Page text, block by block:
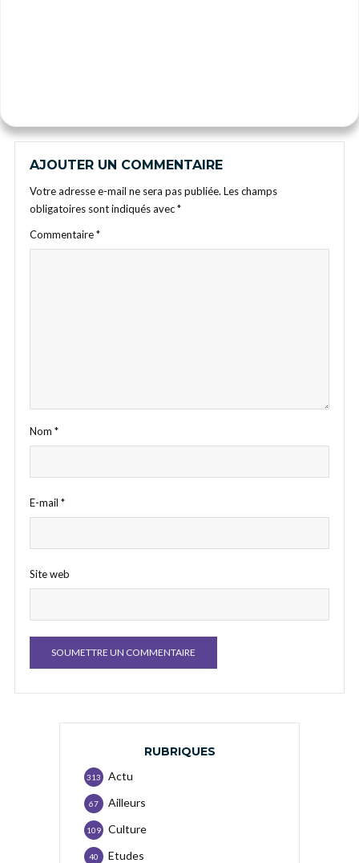
AJOUTER UN COMMENTAIRE
Votre adresse e-mail ne sera pas publiée. Les champs
obligatoires sont indiqués avec*
Commentaire*
Nom *
E-mail *
Site web
RUBRIQUES
Actu
313
Ailleurs
67
Culture
109
Etudes
40